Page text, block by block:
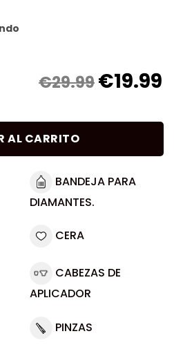
€29.99€19.99
AL CARRITO
BANDEJA PARA
DIAMANTES.
CERA
CABEZAS DE
APLICADOR
PINZAS